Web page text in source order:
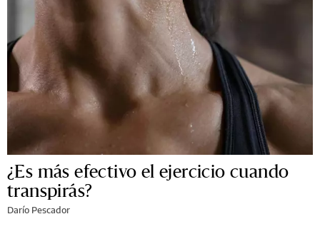
¿Es más efectivo el ejercicio cuando
transpirás?
Darío Pescador